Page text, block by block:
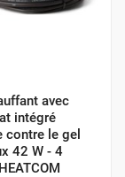
avec
intégré
contre le gel
42 W - 4